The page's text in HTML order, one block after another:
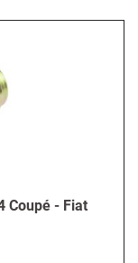
Coupé - Fiat